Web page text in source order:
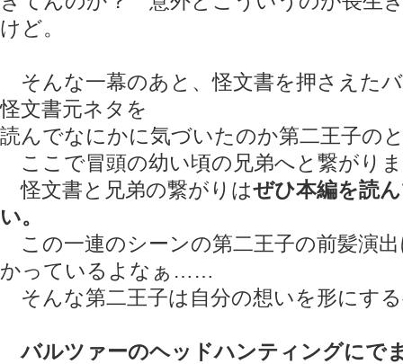
けど。
そんな一幕のあと、怪文書を押さえた
怪文書元ネタを
読んでなにかに気づいたのか第二王子の
ここで冒頭の幼い頃の兄弟へと繋がり
怪文書と兄弟の繋がりはぜひ本編を読
い。
この一連のシーンの第二王子の前髪演
かっているよなぁ……
そんな第二王子は自分の想いを形にす
バルツァーのヘッドハンティングにで